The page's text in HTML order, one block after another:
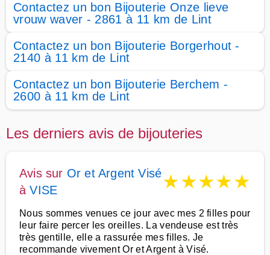
Contactez un bon Bijouterie Onze lieve
vrouw waver - 2861 à 11 km de Lint
Contactez un bon Bijouterie Borgerhout -
2140 à 11 km de Lint
Contactez un bon Bijouterie Berchem -
2600 à 11 km de Lint
Les derniers avis de bijouteries
Avis sur Or et Argent Visé
àVISE ★★★★★
Nous sommes venues ce jour avec mes 2 filles pour
leur faire percer les oreilles. La vendeuse est très
très gentille, elle a rassurée mes filles. Je
recommande vivement Or et Argent à Visé.